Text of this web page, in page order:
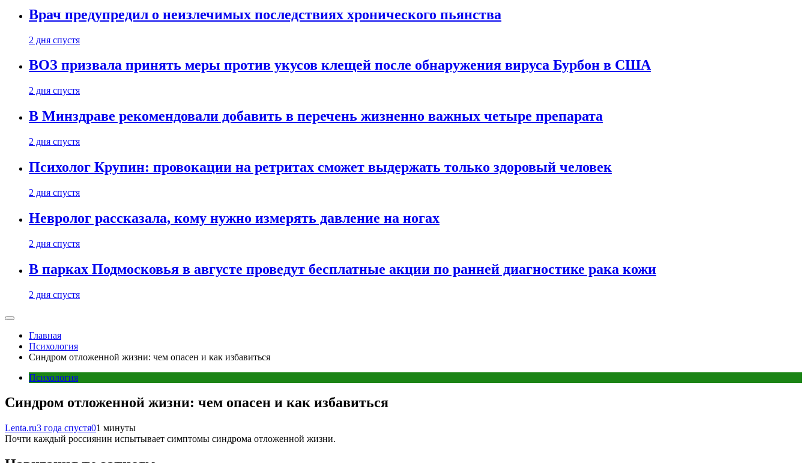
Врач предупредил о неизлечимых последствиях хронического пьянства
2 дня спустя
ВОЗ призвала принять меры против укусов клещей после обнаружения вируса Бурбон в США
2 дня спустя
В Минздраве рекомендовали добавить в перечень жизненно важных четыре препарата
2 дня спустя
Психолог Крупин: провокации на ретритах сможет выдержать только здоровый человек
2 дня спустя
Невролог рассказала, кому нужно измерять давление на ногах
2 дня спустя
В парках Подмосковья в августе проведут бесплатные акции по ранней диагностике рака кожи
2 дня спустя
Главная
Психология
Синдром отложенной жизни: чем опасен и как избавиться
Психология
Синдром отложенной жизни: чем опасен и как избавиться
Lenta.ru3 года спустя01 минуты
Почти каждый россиянин испытывает симптомы синдрома отложенной жизни.